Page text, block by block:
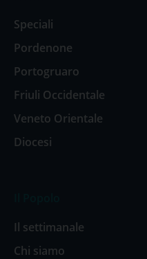
Speciali
Pordenone
Portogruaro
Friuli Occidentale
Veneto Orientale
Diocesi
Il settimanale
Chi siamo